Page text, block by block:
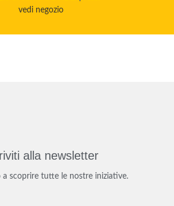
vedi negozio
alla newsletter
a scoprire tutte le nostre iniziative.